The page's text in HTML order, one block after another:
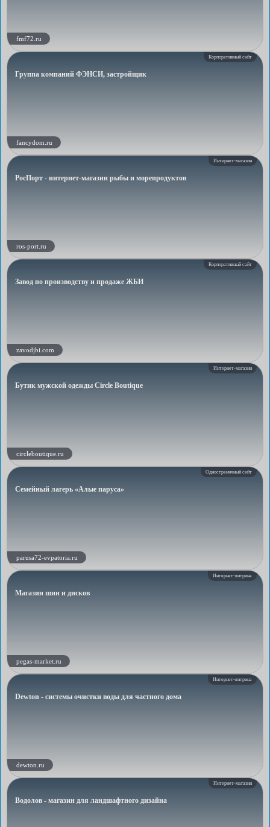
fmf72.ru
Корпоративный сайт
Группа компаний ФЭНСИ, застройщик
fancydom.ru
Интернет-магазин
РосПорт - интернет-магазин рыбы и морепродуктов
ros-port.ru
Корпоративный сайт
Завод по производству и продаже ЖБИ
zavodjbi.com
Интернет-магазин
Бутик мужской одежды Circle Boutique
circleboutique.ru
Одностраничный сайт
Семейный лагерь «Алые паруса»
parusa72-evpatoria.ru
Интернет-витрина
Магазин шин и дисков
pegas-market.ru
Интернет-витрина
Dewton - системы очистки воды для частного дома
dewton.ru
Интернет-магазин
Водолов - магазин для ландшафтного дизайна